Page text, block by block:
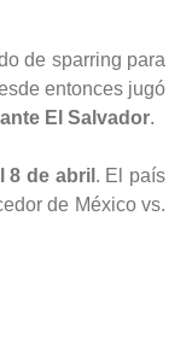
de sparring para
entonces jugó
El Salvador.
8 de abril . El país
de México vs.